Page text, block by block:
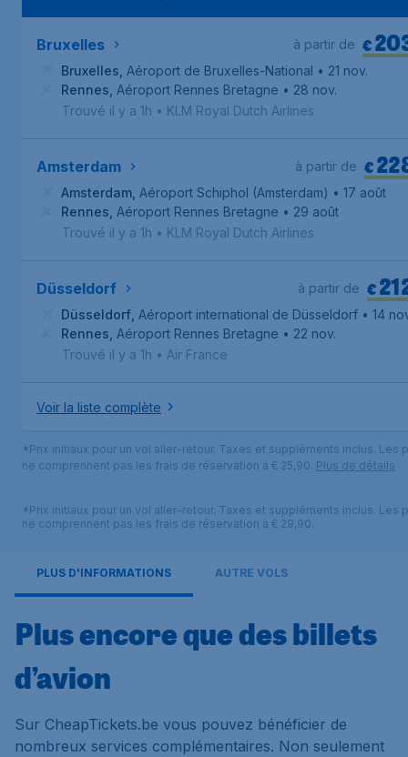
Bruxelles €
à partir de
Bruxelles Aéroport de Bruxelles-National • 21 nov.
Rennes Aéroport Rennes Bretagne • 28 nov.
Trouvé il y a 1h • KLM Royal Dutch Airlines
Amsterdam €
à partir de
Amsterdam Aéroport Schiphol (Amsterdam) • 17 août
Rennes Aéroport Rennes Bretagne • 29 août
Trouvé il y a 1h • KLM Royal Dutch Airlines
Düsseldorf €
à partir de
Düsseldorf Aéroport international de Düsseldorf • 14
Rennes Aéroport Rennes Bretagne • 22 nov.
Trouvé il y a 1h • Air France
Voir la liste complète
*Prix initiaux pour un vol aller-retour. Taxes et suppléments inclus. Les
ne comprennent pas les frais de réservation à € 25,90. Plus de détails
*Prix initiaux pour un vol aller-retour. Taxes et suppléments inclus. Les
ne comprennent pas les frais de réservation à € 29,90.
PLUS D'INFORMATIONS AUTRE VOLS
Plus encore que des billets
d’avion
Sur CheapTickets.be vous pouvez bénéficier de
nombreux services complémentaires. Non seulement